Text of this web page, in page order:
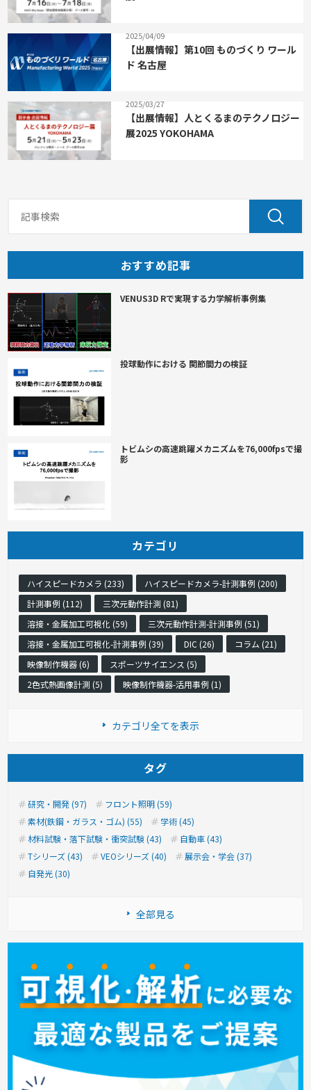
2025/04/09
【出展情報】第10回 ものづくり ワール
ド 名古屋
2025/03/27
【出展情報】人とくるまのテクノロジー
展2025 YOKOHAMA
おすすめ記事
VENUS3D Rで実現する力学解析事例集
投球動作における 関節間力の検証
トビムシの高速跳躍メカニズムを76,000fpsで撮
影
カテゴリ
ハイスピードカメラ (233)
ハイスピードカメラ-計測事例 (200)
計測事例 (112)
三次元動作計測 (81)
溶接・金属加工可視化 (59)
三次元動作計測-計測事例 (51)
溶接・金属加工可視化-計測事例 (39)
DIC (26)
コラム (21)
映像制作機器 (6)
スポーツサイエンス (5)
2色式熱画像計測 (5)
映像制作機器-活用事例 (1)
カテゴリ全てを表示
タグ
研究・開発 (97)
フロント照明 (59)
素材(鉄鋼・ガラス・ゴム) (55)
学術 (45)
材料試験・落下試験・衝突試験 (43)
自動車 (43)
Tシリーズ (43)
VEOシリーズ (40)
展示会・学会 (37)
自発光 (30)
全部見る